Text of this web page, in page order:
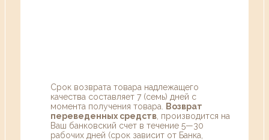
Срок возврата товара надлежащего
качества составляет 7 (семь) дней с
момента получения товара.
Возврат
переведенных средств , производится на
Ваш банковский счет в течение 5—30
рабочих дней (срок зависит от Банка,